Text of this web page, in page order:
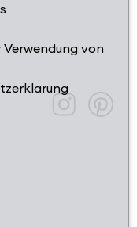
Verwendung von